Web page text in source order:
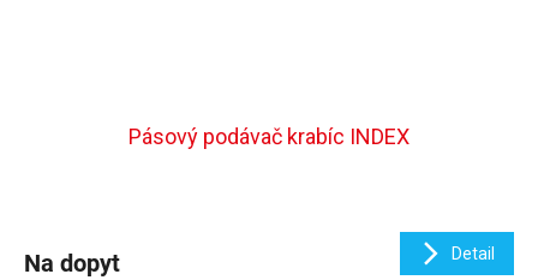
Pásový podávač krabíc INDEX
Na dopyt Detail